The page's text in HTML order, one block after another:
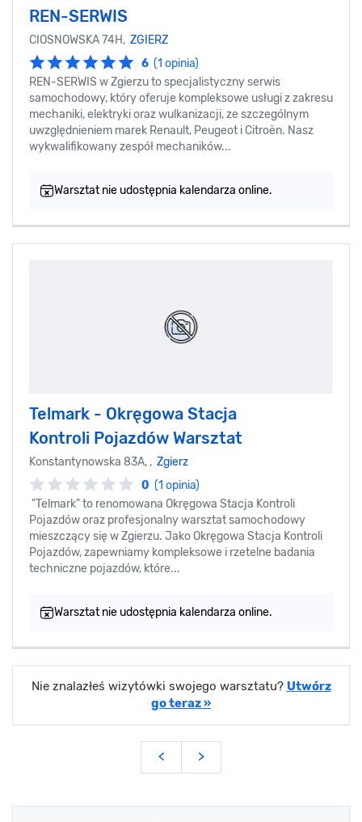
REN-SERWIS
CIOSNOWSKA 74H, ZGIERZ
6 (1 opinia)
REN-SERWIS w Zgierzu to specjalistyczny serwis
samochodowy, który oferuje kompleksowe usługi z zakresu
mechaniki, elektryki oraz wulkanizacji, ze szczególnym
uwzględnieniem marek Renault, Peugeot i Citroën. Nasz
wykwalifikowany zespół mechaników...
Warsztat nie udostępnia kalendarza online.
Telmark - Okręgowa Stacja
Kontroli Pojazdów Warsztat
Konstantynowska 83A, , Zgierz
0 (1 opinia)
"Telmark" to renomowana Okręgowa Stacja Kontroli
Pojazdów oraz profesjonalny warsztat samochodowy
mieszczący się w Zgierzu. Jako Okręgowa Stacja Kontroli
Pojazdów, zapewniamy kompleksowe i rzetelne badania
techniczne pojazdów, które...
Warsztat nie udostępnia kalendarza online.
Nie znalazłeś wizytówki swojego warsztatu? Utwórz
go teraz »
< >